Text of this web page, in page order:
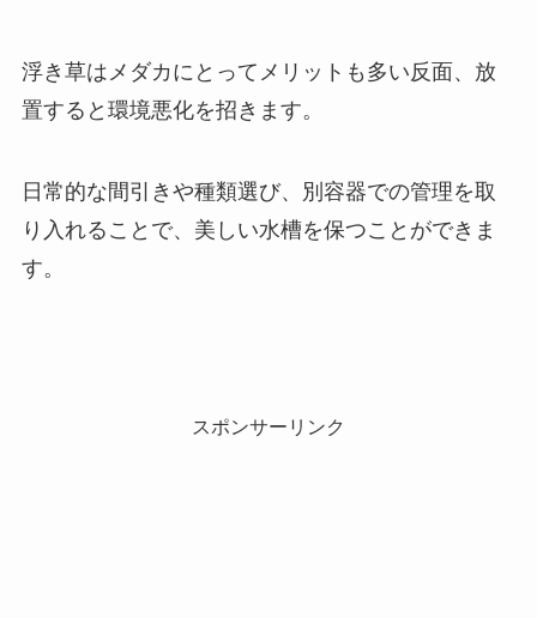
浮き草はメダカにとってメリットも多い反面、放
置すると環境悪化を招きます。
日常的な間引きや種類選び、別容器での管理を取
り入れることで、美しい水槽を保つことができま
す。
スポンサーリンク